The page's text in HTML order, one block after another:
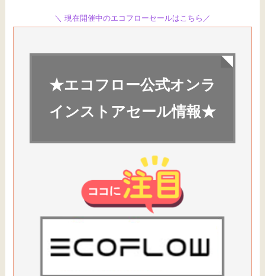
＼ 現在開催中のエコフローセールはこちら／
★エコフロー公式オンラ
インストアセール情報★